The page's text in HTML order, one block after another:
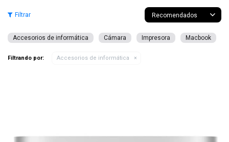
Recomendados
Accesorios de informática Cámara Impresora Macbook
Filtrando por: Accesorios de informática